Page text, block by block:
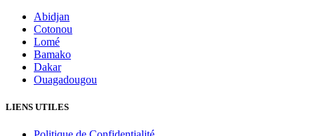
Abidjan
Cotonou
Lomé
Bamako
Dakar
Ouagadougou
LIENS UTILES